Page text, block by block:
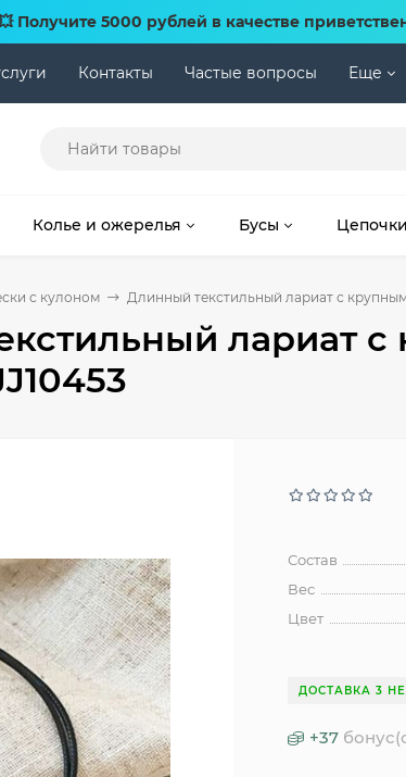
Получите 5000 рублей в качестве
Контакты Частые вопросы Еще
Колье и ожерелья Бусы Цепочки
с кулоном Длинный текстильный лариат с
лариат
Состав
Вес
Цвет
ДОСТАВКА 3
+37